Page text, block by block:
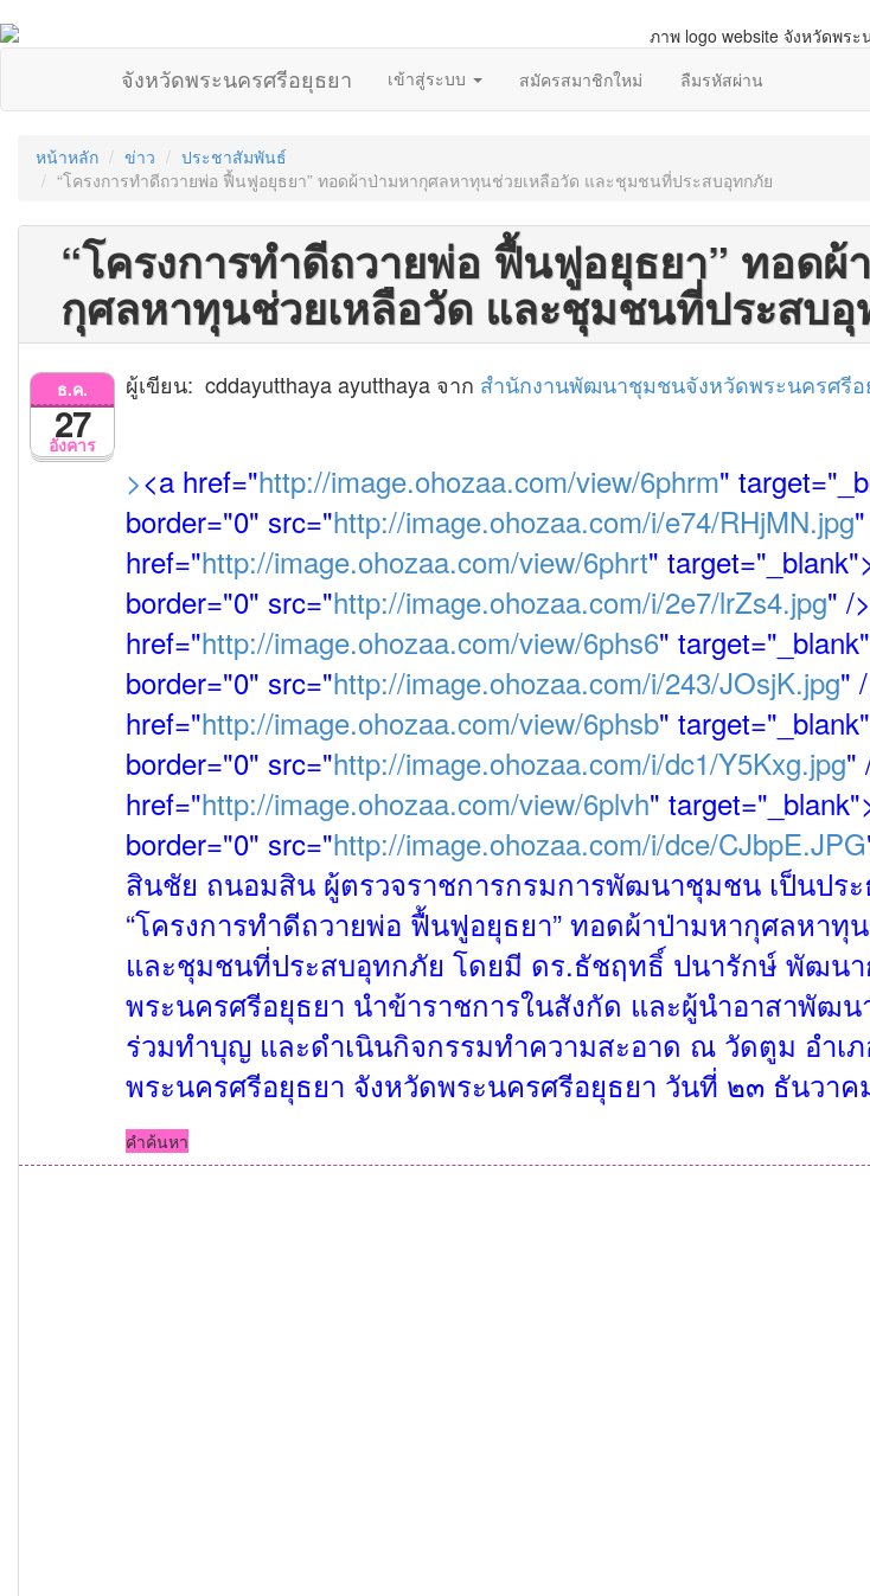
จังหวัดพระนครศรีอยุธยา เข้าสู่ระบบ สมัครสมาชิกใหม่ ลืมรหัสผ่าน
หน้าหลัก ข่าว
ประชาสัมพันธ์
“โครงการทำดีถวายพ่อ ฟื้นฟูอยุธยา” ทอดผ้าป่ามหากุศลหาทุนช่วยเหลือวัด และชุมชนที่ประสบอุทกภัย
“โครงการทำดีถวายพ่อ ฟื้นฟูอยุธยา” ทอดผ้
กุศลหาทุนช่วยเหลือวัด และชุมชนที่ประสบ
อังคาร
ธ.ค.
27
ผู้เขียน: cddayutthaya ayutthaya จาก สำนักงานพัฒนาชุมชนจังหวัดพระนครศรีอ
><a href="http://image.ohozaa.com/view/6phrm"
border="0" src="http://image.ohozaa.com/i/e74/RHjMN.jpg
href="http://image.ohozaa.com/view/6phrt"
border="0" src="http://image.ohozaa.com/i/2e7/lrZs4.jpg" /
href="http://image.ohozaa.com/view/6phs6"
border="0" src="http://image.ohozaa.com/i/243/JOsjK.jpg"
href="http://image.ohozaa.com/view/6phsb"
border="0" src="http://image.ohozaa.com/i/dc1/Y5Kxg.jpg"
href="http://image.ohozaa.com/view/6plvh"
border="0" src="http://image.ohozaa.com/i/dce/CJbpE.JPG
สินชัย ถนอมสิน ผู้ตรวจราชการกรมการพัฒนาชุมชน เป็นปร
“โครงการทำดีถวายพ่อ ฟื้นฟูอยุธยา” ทอดผ้าป่ามหากุศลหาทุ
และชุมชนที่ประสบอุทกภัย โดยมี ดร.ธัชฤทธิ์ ปนารักษ์ พัฒนา
พระนครศรีอยุธยา นำข้าราชการในสังกัด และผู้นำอาสาพัฒน
ร่วมทำบุญ และดำเนินกิจกรรมทำความสะอาด ณ วัดตูม อำเ
พระนครศรีอยุธยา จังหวัดพระนครศรีอยุธยา วันที่ ๒๓ ธันวาค
คำค้นหา